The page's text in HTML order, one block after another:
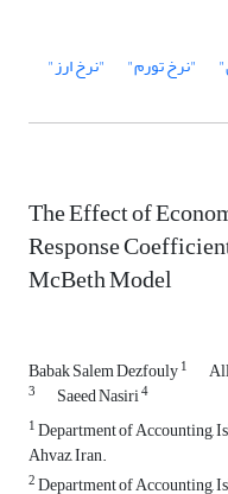
"نرخ تورم" "نرخ ارز"
The Effect of
Response
McBeth Model
Babak Salem Dezfouly1
3 Saeed Nasiri4
1Department of Accounting,
Ahvaz, Iran.
2Department of Accounting,